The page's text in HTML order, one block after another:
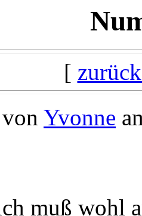
[
Yvonne
muß wohl